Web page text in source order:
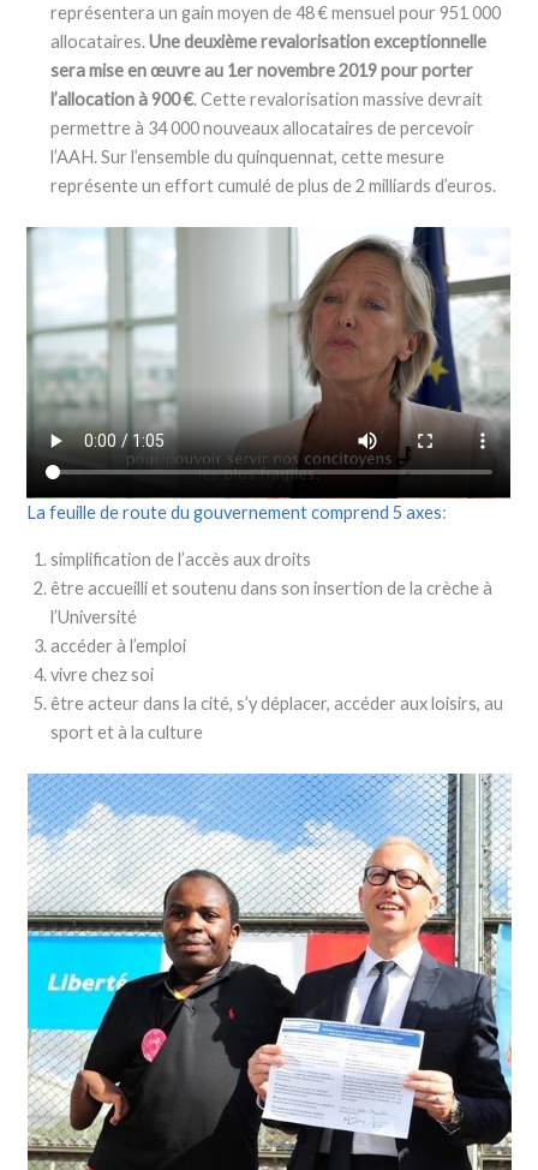
représentera un gain moyen de 48 € mensuel pour 951 000
allocataires.Une deuxième revalorisation exceptionnelle
sera mise en œuvre au 1er novembre 2019 pour porter
l’allocation à 900 €. Cette revalorisation massive devrait
permettre à 34 000 nouveaux allocataires de percevoir
l’AAH. Sur l’ensemble du quinquennat, cette mesure
représente un effort cumulé de plus de 2 milliards d’euros.
La feuille de route du gouvernement comprend 5 axes:
simplification de l’accès aux droits
être accueilli et soutenu dans son insertion de la crèche à
l’Université
accéder à l’emploi
vivre chez soi
être acteur dans la cité, s’y déplacer, accéder aux loisirs, au
sport et à la culture